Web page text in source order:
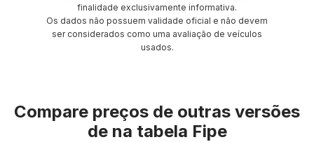
finalidade exclusivamente informativa.
Os dados não possuem validade oficial e não devem
ser considerados como uma avaliação de veículos
usados.
Compare preços de outras versões
de na tabela Fipe